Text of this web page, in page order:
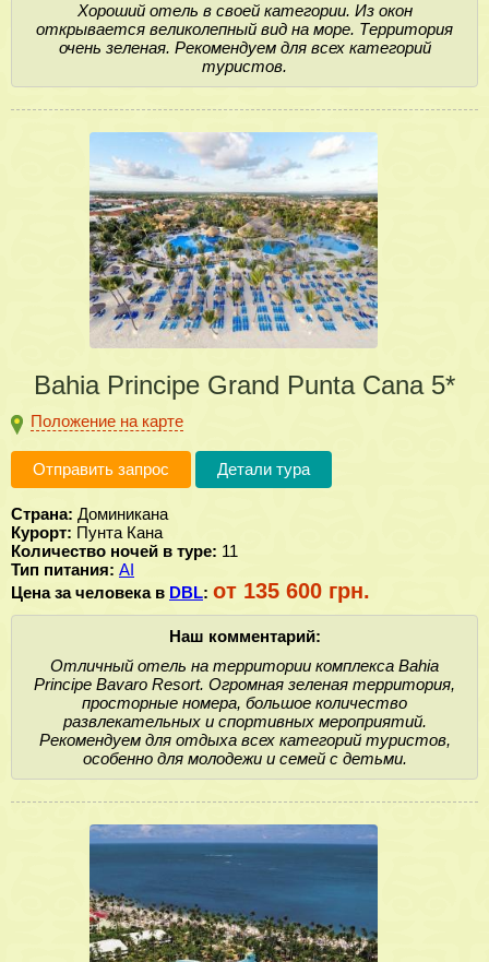
Хороший отель в своей категории. Из окон
открывается великолепный вид на море. Территория
очень зеленая. Рекомендуем для всех категорий
туристов.
Bahia Principe Grand Punta Cana 5*
Положение на карте
Отправить запрос Детали тура
Страна: Доминикана
Курорт: Пунта Кана
Количество ночей в туре: 11
Тип питания: AI
Цена за человека в DBL: от 135 600 грн.
Наш комментарий:
Отличный отель на территории комплекса Bahia
Principe Bavaro Resort. Огромная зеленая территория,
просторные номера, большое количество
развлекательных и спортивных мероприятий.
Рекомендуем для отдыха всех категорий туристов,
особенно для молодежи и семей с детьми.